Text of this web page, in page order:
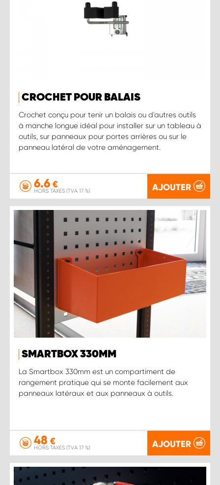
CROCHET POUR BALAIS
Crochet conçu pour tenir un balais ou d'autres outils
à manche longue idéal pour installer sur un tableau à
outils, sur panneaux pour portes arrières ou sur le
panneau latéral de votre aménagement.
6.6 €
HORS TAXES (TVA 17 %) AJOUTER
SMARTBOX 330MM
La Smartbox 330mm est un compartiment de
rangement pratique qui se monte facilement aux
panneaux latéraux et aux panneaux à outils.
48 €
HORS TAXES (TVA 17 %) AJOUTER